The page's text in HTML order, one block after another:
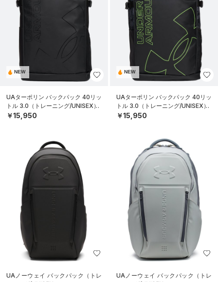
NEW
UAターポリン バックパック 40リッ
トル 3.0（トレーニング/UNISEX）
￥15,950
NEW
UAターポリン バックパック 40リッ
トル 3.0（トレーニング/UNISEX）
￥15,950
UAノーウェイ バックパック（トレ
UAノーウェイ バックパック（トレ